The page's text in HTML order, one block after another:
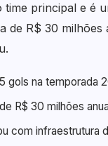
time principal e é
de R$ 30
gols na temporada
R$ 30 milhões
com infraestrutura